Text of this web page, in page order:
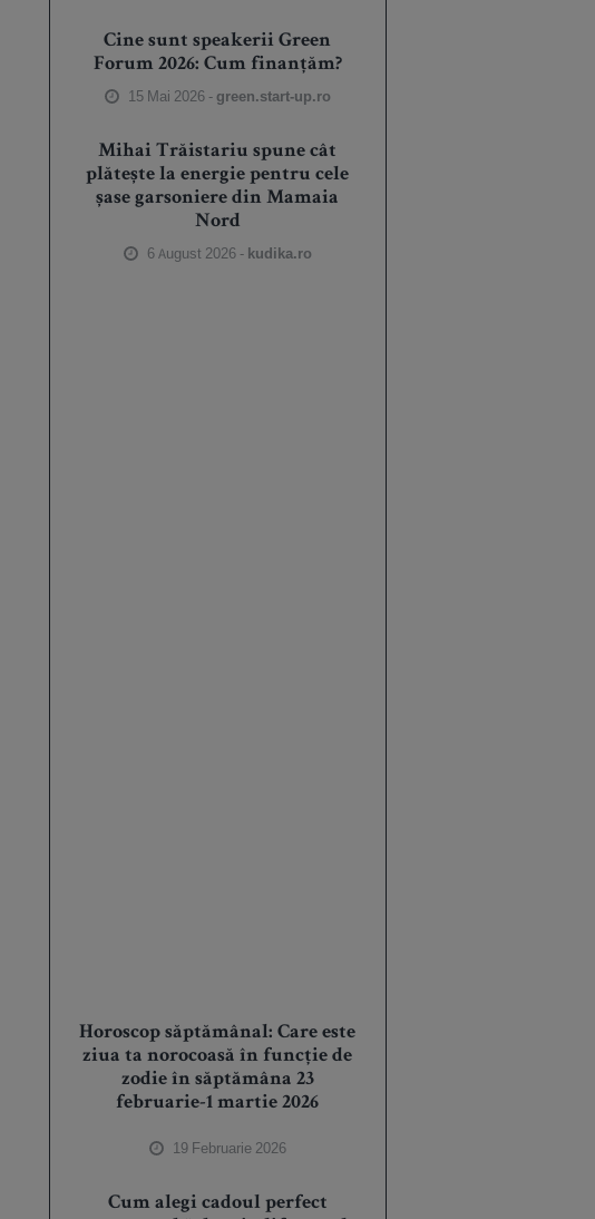
Cine sunt speakerii Green
Forum 2026: Cum finanțăm?
15 Mai 2026 - green.start-up.ro
Mihai Trăistariu spune cât
plătește la energie pentru cele
șase garsoniere din Mamaia
Nord
6 August 2026 - kudika.ro
Horoscop săptămânal: Care este
ziua ta norocoasă în funcție de
zodie în săptămâna 23
februarie-1 martie 2026
19 Februarie 2026
Cum alegi cadoul perfect